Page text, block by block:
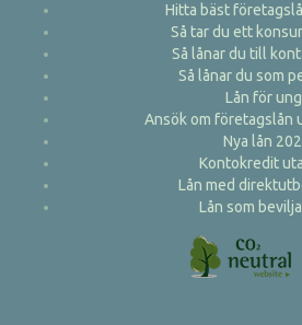
Hitta bäst
Så tar du ett
Så lånar du till
Så lånar du som
Lån för
Ansök om företagslån
Nya lån
Kontokredit
Lån med
Lån som